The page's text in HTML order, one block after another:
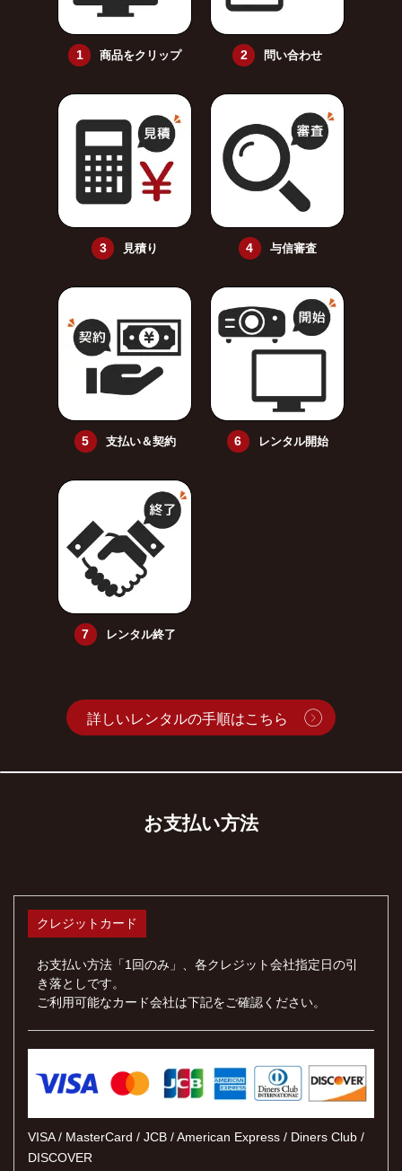
商品をクリップ 問い合わせ
見積り 与信審査
支払い＆契約 レンタル開始
レンタル終了
詳しいレンタルの手順はこちら
お支払い方法
クレジットカード
お支払い方法「1回のみ」、各クレジット会社指定日の引
き落としです。
ご利用可能なカード会社は下記をご確認ください。
VISA / MasterCard / JCB / American Express / Diners Club /
DISCOVER